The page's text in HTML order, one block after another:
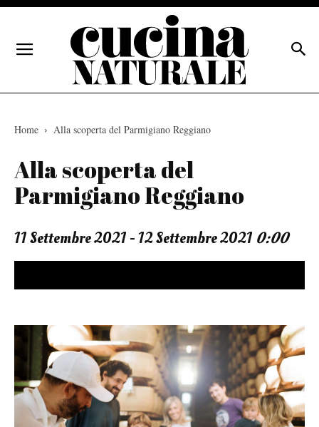
Home Alla scoperta del Parmigiano Reggiano
Alla scoperta del
Parmigiano Reggiano
11 Settembre 2021 - 12 Settembre 2021 0:00